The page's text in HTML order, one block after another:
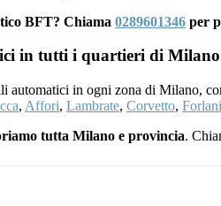
BFT? Chiama 0289601346 per
in tutti i quartieri di Milano
automatici in ogni zona di Milano,
, Affori, Lambrate, Corvetto,
tutta Milano e provincia.